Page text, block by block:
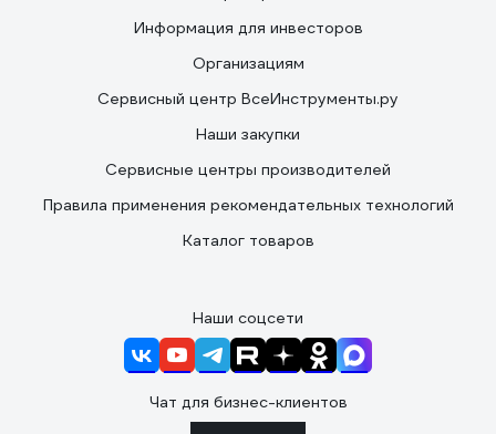
Информация для инвесторов
Организациям
Сервисный центр ВсеИнструменты.ру
Наши закупки
Сервисные центры производителей
Правила применения рекомендательных технологий
Каталог товаров
Наши соцсети
Чат для бизнес-клиентов